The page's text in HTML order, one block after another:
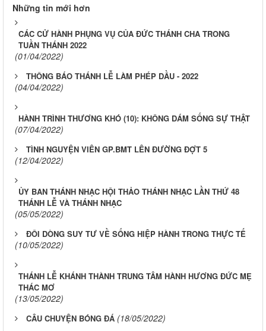
Những tin mới hơn
CÁC CỬ HÀNH PHỤNG VỤ CỦA ĐỨC THÁNH CHA TRONG
TUẦN THÁNH 2022
(01/04/2022)
THÔNG BÁO THÁNH LỄ LÀM PHÉP DẦU - 2022
(04/04/2022)
HÀNH TRÌNH THƯƠNG KHÓ (10): KHÔNG DÁM SỐNG SỰ THẬT
(07/04/2022)
TÌNH NGUYỆN VIÊN GP.BMT LÊN ĐƯỜNG ĐỢT 5
(12/04/2022)
ỦY BAN THÁNH NHẠC HỘI THẢO THÁNH NHẠC LẦN THỨ 48
THÁNH LỄ VÀ THÁNH NHẠC
(05/05/2022)
ĐÔI DÒNG SUY TƯ VỀ SỐNG HIỆP HÀNH TRONG THỰC TẾ
(10/05/2022)
THÁNH LỄ KHÁNH THÀNH TRUNG TÂM HÀNH HƯƠNG ĐỨC MẸ
THÁC MƠ
(13/05/2022)
CÂU CHUYỆN BÓNG ĐÁ (18/05/2022)